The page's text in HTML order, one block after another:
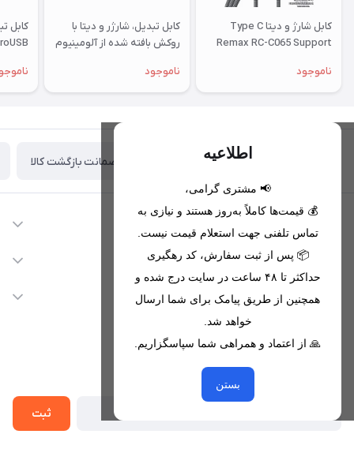
کابل شارژ و دیتا Type C
Remax RC-C065 Support
ناموجود
کابل تبدیل، شارژر و دیتا با
روکش بافته شده از آلومینیوم
ناموجود
اطلاعیه
📢 مشتری گرامی،
💰 قیمت‌ها کاملاً به‌روز هستند و نیازی به
تماس تلفنی جهت استعلام قیمت نیست.
📦 پس از ثبت سفارش، کد رهگیری
حداکثر تا ۴۸ ساعت در سایت درج شده و
همچنین از طریق پیامک برای شما ارسال
خواهد شد.
🙏 از اعتماد و همراهی شما سپاسگزاریم.
بستن
تحویل اکسپرس(با هماهنگی) ضمانت بازگشت کالا
اطلاعات تماس
09221680256 - 09373782289
nikanmobstore@gmail.com
هرمزگان، بندرخمیر، شهرک رودبار
دسترسی سریع
لیست محصولات
خدمات مشتریان
حریم خصوصی
از جدید‌ترین تخفیف‌ها با‌ خبر شوید
ثبت